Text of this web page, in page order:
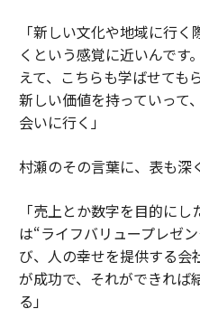
「新しい文化や地域に行
くという感覚に近いんです
えて、こちらも学ばせても
新しい価値を持っていって
会いに行く」
村瀬のその言葉に、表も深
「売上とか数字を目的に
は“ライフバリュープレゼ
び、人の幸せを提供する会
が成功で、それができれば
る」